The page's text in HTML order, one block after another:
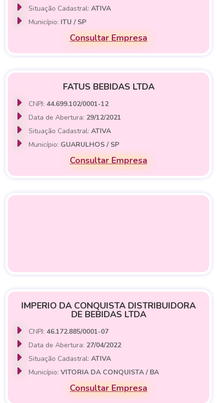
Situação Cadastral:ATIVA
Município: ITU / SP
Consultar Empresa
FATUS BEBIDAS LTDA
CNPJ:44.699.102/0001-12
Data de Abertura: 29/12/2021
Situação Cadastral:ATIVA
Município: GUARULHOS / SP
Consultar Empresa
IMPERIO DA CONQUISTA DISTRIBUIDORA
DE BEBIDAS LTDA
CNPJ:46.172.885/0001-07
Data de Abertura: 27/04/2022
Situação Cadastral:ATIVA
Município:VITORIA DA CONQUISTA / BA
Consultar Empresa